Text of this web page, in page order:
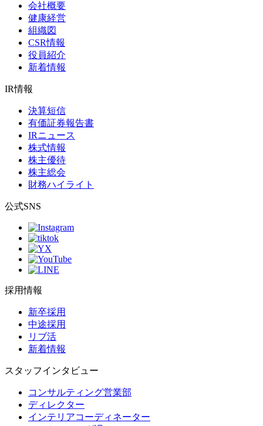
会社概要
健康経営
組織図
CSR情報
役員紹介
新着情報
IR情報
決算短信
有価証券報告書
IRニュース
株式情報
株主優待
株主総会
財務ハイライト
公式SNS
採用情報
新卒採用
中途採用
リブ活
新着情報
スタッフインタビュー
コンサルティング営業部
ディレクター
インテリアコーディネーター